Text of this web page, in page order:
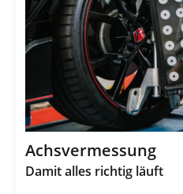
Achsvermessung
Damit alles richtig läuft